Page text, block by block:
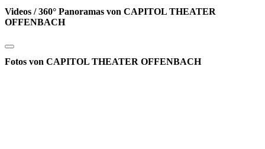
Videos / 360° Panoramas von CAPITOL THEATER
OFFENBACH
Fotos von CAPITOL THEATER OFFENBACH